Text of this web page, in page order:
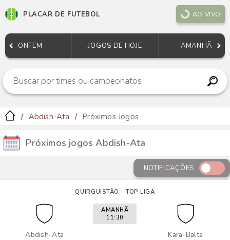
PLACAR DE FUTEBOL AO VIVO
ONTEM JOGOS DE HOJE AMANHÃ
Abdish-Ata Próximos Jogos
Próximos jogos Abdish-Ata
NOTIFICAÇÕES
QUIRGUISTÃO - TOP LIGA
Abdish-Ata Kara-Balta
AMANHÃ
11:30